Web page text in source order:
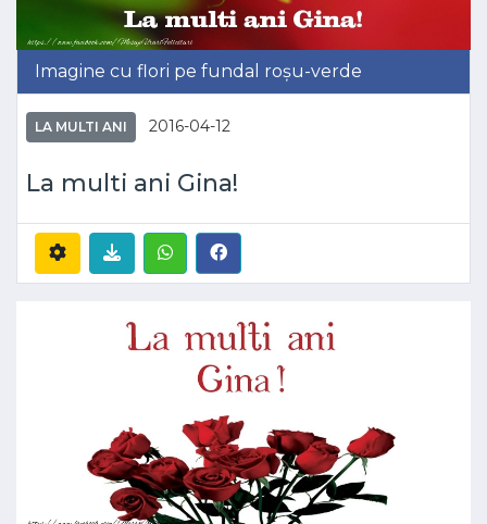
Imagine cu flori pe fundal roșu-verde
LA MULTI ANI 2016-04-12
La multi ani Gina!